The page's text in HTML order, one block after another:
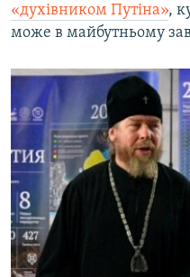
«духівником Путіна»,
може в майбутньому